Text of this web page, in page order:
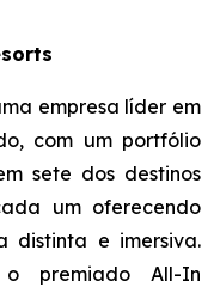
empresa líder em
com um portfólio
sete dos destinos
um oferecendo
distinta e imersiva.
premiado All-In